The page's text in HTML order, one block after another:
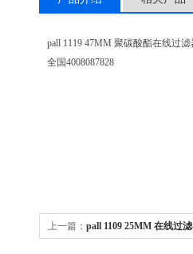
pall 1119 47MM 聚碳酸酯在线过
全国4008087828
上一篇： pall 1109 25MM 在线过